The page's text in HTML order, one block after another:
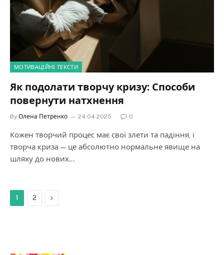
МОТИВАЦІЙНІ ТЕКСТИ
Як подолати творчу кризу: Способи
повернути натхнення
By Олена Петренко 24.04.2025 0
Кожен творчий процес має свої злети та падіння, і
творча криза — це абсолютно нормальне явище на
шляху до нових…
1 2 Next